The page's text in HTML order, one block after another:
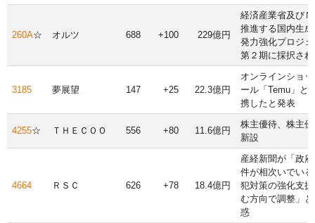
260A☆ オルツ 688 +100 229億円
経済産業省及び
推進する国内生
発力強化プロジ
第２期に採択さ
3185 夢展望 147 +25 22.3億円
オンラインショ
ール「Temu」と
携したと発表
4255☆ ＴＨＥＣＯＯ 556 +80 11.6億円
株主優待、株主
新設
4664 ＲＳＣ 626 +78 18.4億円
産経新聞が「政
件が相次いでい
犯対策の強化支
む方向で調整」
惑